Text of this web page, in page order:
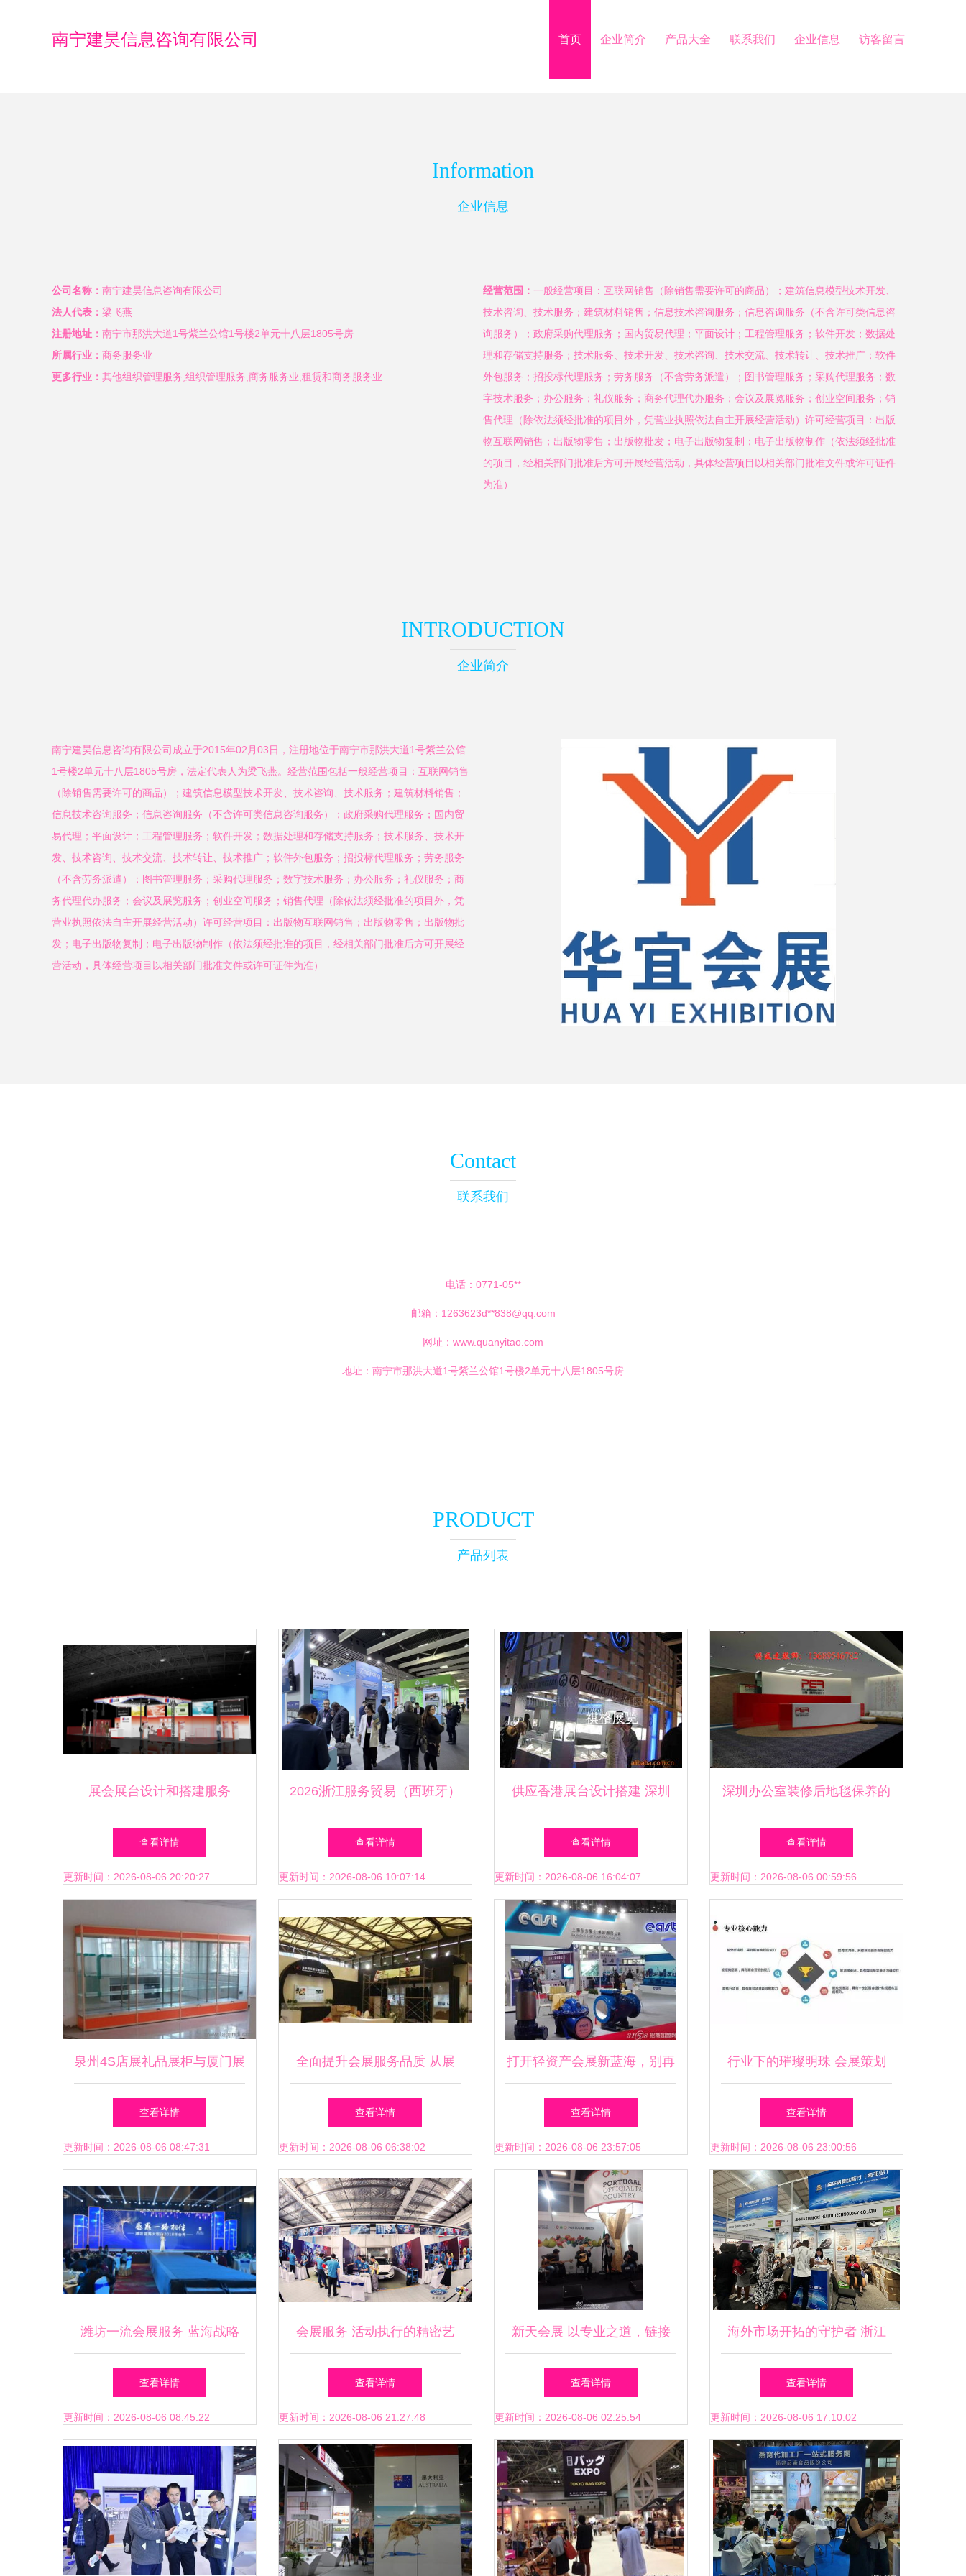
南宁建昊信息咨询有限公司 首页 企业简介 产品大全 联系我们 企业信息 访客留言
Information
企业信息
公司名称： 南宁建昊信息咨询有限公司
法人代表： 梁飞燕
注册地址： 南宁市那洪大道1号紫兰公馆1号楼2单元十八层1805号房
所属行业： 商务服务业
更多行业： 其他组织管理服务,组织管理服务,商务服务业,租赁和商务服务业
经营范围： 一般经营项目：互联网销售（除销售需要许可的商品）；建筑信息模型技术开发、
技术咨询、技术服务；建筑材料销售；信息技术咨询服务；信息咨询服务（不含许可类信息咨
询服务）；政府采购代理服务；国内贸易代理；平面设计；工程管理服务；软件开发；数据处
理和存储支持服务；技术服务、技术开发、技术咨询、技术交流、技术转让、技术推广；软件
外包服务；招投标代理服务；劳务服务（不含劳务派遣）；图书管理服务；采购代理服务；数
字技术服务；办公服务；礼仪服务；商务代理代办服务；会议及展览服务；创业空间服务；销
售代理（除依法须经批准的项目外，凭营业执照依法自主开展经营活动）许可经营项目：出版
物互联网销售；出版物零售；出版物批发；电子出版物复制；电子出版物制作（依法须经批准
的项目，经相关部门批准后方可开展经营活动，具体经营项目以相关部门批准文件或许可证件
为准）
INTRODUCTION
企业简介
南宁建昊信息咨询有限公司成立于2015年02月03日，注册地位于南宁市那洪大道1号紫兰公馆
1号楼2单元十八层1805号房，法定代表人为梁飞燕。经营范围包括一般经营项目：互联网销售
（除销售需要许可的商品）；建筑信息模型技术开发、技术咨询、技术服务；建筑材料销售；
信息技术咨询服务；信息咨询服务（不含许可类信息咨询服务）；政府采购代理服务；国内贸
易代理；平面设计；工程管理服务；软件开发；数据处理和存储支持服务；技术服务、技术开
发、技术咨询、技术交流、技术转让、技术推广；软件外包服务；招投标代理服务；劳务服务
（不含劳务派遣）；图书管理服务；采购代理服务；数字技术服务；办公服务；礼仪服务；商
务代理代办服务；会议及展览服务；创业空间服务；销售代理（除依法须经批准的项目外，凭
营业执照依法自主开展经营活动）许可经营项目：出版物互联网销售；出版物零售；出版物批
发；电子出版物复制；电子出版物制作（依法须经批准的项目，经相关部门批准后方可开展经
营活动，具体经营项目以相关部门批准文件或许可证件为准）
Contact
联系我们
电话：0771-05**
邮箱：1263623d**838@qq.com
网址： www.quanyitao.com
地址：南宁市那洪大道1号紫兰公馆1号楼2单元十八层1805号房
PRODUCT
产品列表
展会展台设计和搭建服务
查看详情
更新时间：2026-08-06 20:20:27
2026浙江服务贸易（西班牙）
电子科技展开幕 闪耀巴塞罗
那，尽展浙江风采
查看详情
更新时间：2026-08-06 10:07:14
供应香港展台设计搭建 深圳
市祺格展览服务打造会展视觉
盛宴
查看详情
更新时间：2026-08-06 16:04:07
深圳办公室装修后地毯保养的
七大实用技巧与会展服务的关
联
查看详情
更新时间：2026-08-06 00:59:56
泉州4S店展礼品展柜与厦门展
会高柜柜台 选择精品货架与
厂家的实用指南
查看详情
更新时间：2026-08-06 08:47:31
全面提升会展服务品质 从展
台设计到活动策划的专业实践
查看详情
更新时间：2026-08-06 06:38:02
打开轻资产会展新蓝海，别再
死扛了！
查看详情
更新时间：2026-08-06 23:57:05
行业下的璀璨明珠 会展策划
与管理专业的服务价值解读
查看详情
更新时间：2026-08-06 23:00:56
潍坊一流会展服务 蓝海战略
下的新标杆与未来启示
查看详情
更新时间：2026-08-06 08:45:22
会展服务 活动执行的精密艺
术与一站式解决方案
查看详情
更新时间：2026-08-06 21:27:48
新天会展 以专业之道，链接
全球商机
查看详情
更新时间：2026-08-06 02:25:54
海外市场开拓的守护者 浙江
米奥兰特国际博览会展服务启
示录
查看详情
更新时间：2026-08-06 17:10:02